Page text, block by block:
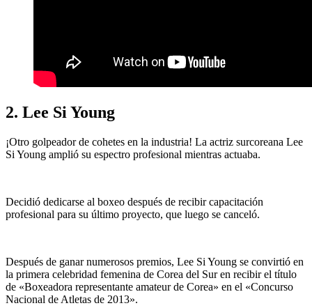
2. Lee Si Young
¡Otro golpeador de cohetes en la industria! La actriz surcoreana Lee
Si Young amplió su espectro profesional mientras actuaba.
Decidió dedicarse al boxeo después de recibir capacitación
profesional para su último proyecto, que luego se canceló.
Después de ganar numerosos premios, Lee Si Young se convirtió en
la primera celebridad femenina de Corea del Sur en recibir el título
de «Boxeadora representante amateur de Corea» en el «Concurso
Nacional de Atletas de 2013».